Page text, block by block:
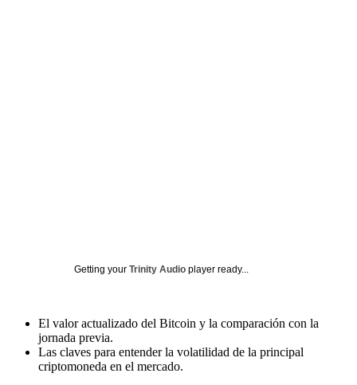
Getting your Trinity Audio player ready...
El valor actualizado del Bitcoin y la comparación con la
jornada previa.
Las claves para entender la volatilidad de la principal
criptomoneda en el mercado.